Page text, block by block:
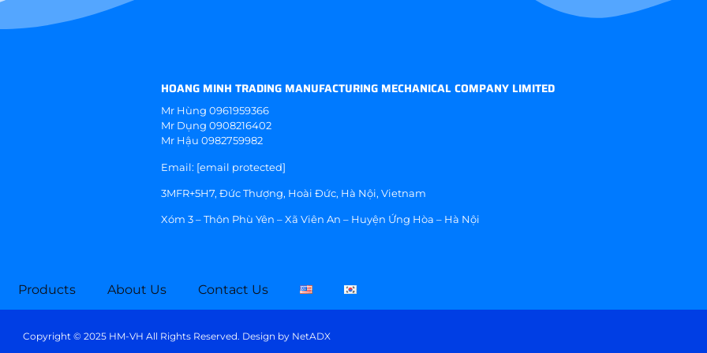
HOANG MINH TRADING MANUFACTURING MECHANICAL COMPANY LIMITED
Mr Hùng 0961959366
Mr Dụng 0908216402
Mr Hậu 0982759982
Email: [email protected]
3MFR+5H7, Đức Thượng, Hoài Đức, Hà Nội, Vietnam
Xóm 3 – Thôn Phù Yên – Xã Viên An – Huyện Ứng Hòa – Hà Nội
Products About Us Contact Us
Copyright © 2025 HM-VH All Rights Reserved. Design by NetADX